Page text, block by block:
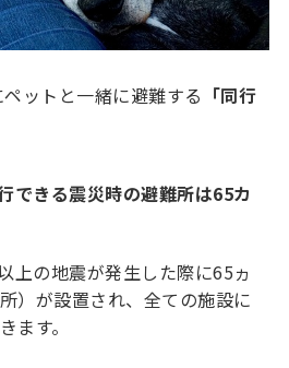
ットと一緒に避難する 「同行
できる震災時の避難所は65カ
上の地震が発生した際に65ヵ
）が設置され、全ての施設に
ます。